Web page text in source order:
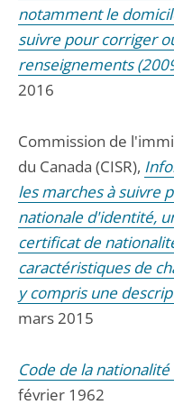
notamment le
suivre pour corriger
renseignements
2016
Commission de
du Canada (CISR),
les marches à suivre
nationale d'identité,
certificat de
caractéristiques de
y compris une
mars 2015
Code de la
février 1962